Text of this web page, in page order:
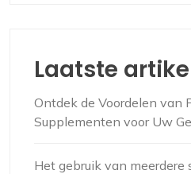
Laatste
Ontdek de Voordelen van
Supplementen voor Uw
Het gebruik van